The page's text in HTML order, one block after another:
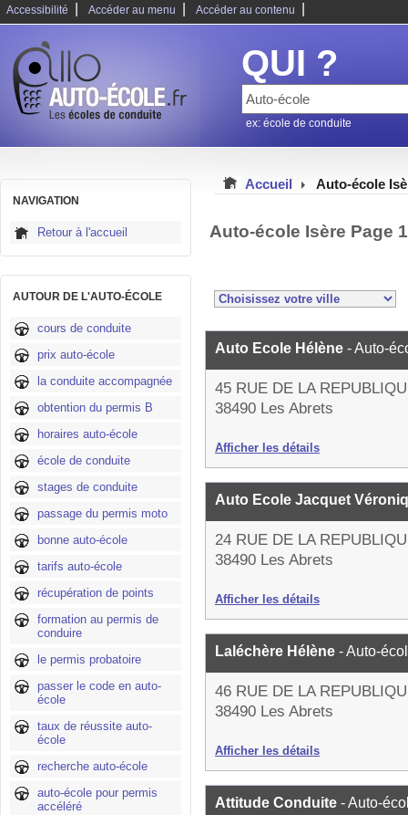
Accessibilité Accéder au menu Accéder au contenu
QUI ?
ex: école de conduite
NAVIGATION
Retour à l'accueil
AUTOUR DE L'AUTO-ÉCOLE
cours de conduite
prix auto-école
la conduite accompagnée
obtention du permis B
horaires auto-école
école de conduite
stages de conduite
passage du permis moto
bonne auto-école
tarifs auto-école
récupération de points
formation au permis de
conduire
le permis probatoire
passer le code en auto-
école
taux de réussite auto-
école
recherche auto-école
auto-école pour permis
accéléré
Accueil Auto-école
Auto-école Isère Page
Auto Ecole Hélène - Auto-
45 RUE DE LA
38490 Les Abrets
Afficher les détails
Auto Ecole Jacquet
24 RUE DE LA
38490 Les Abrets
Afficher les détails
Laléchère Hélène - Auto-
46 RUE DE LA
38490 Les Abrets
Afficher les détails
Attitude Conduite - Auto-